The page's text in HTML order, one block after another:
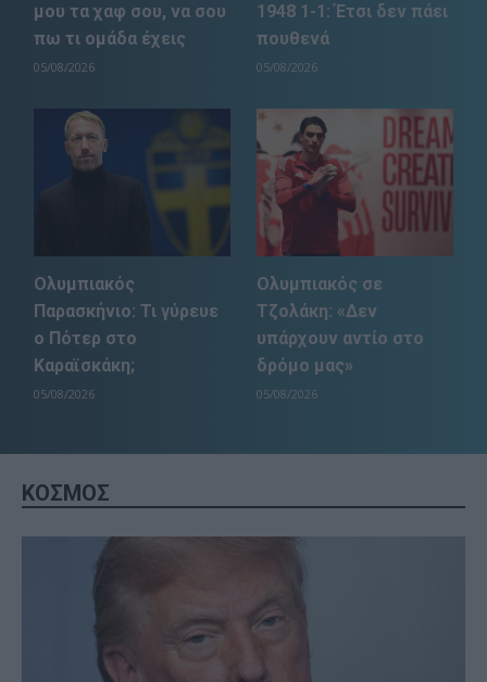
μου τα χαφ σου, να σου
πω τι ομάδα έχεις
05/08/2026
1948 1-1: Έτσι δεν πάει
πουθενά
05/08/2026
Ολυμπιακός
Παρασκήνιο: Τι γύρευε
ο Πότερ στο
Καραϊσκάκη;
05/08/2026
Ολυμπιακός σε
Τζολάκη: «Δεν
υπάρχουν αντίο στο
δρόμο μας»
05/08/2026
ΚΟΣΜΟΣ